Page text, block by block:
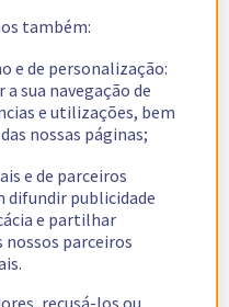
também:
e de personalização:
sua navegação de
e utilizações, bem
nossas páginas;
e de parceiros
difundir publicidade
e partilhar
nossos parceiros